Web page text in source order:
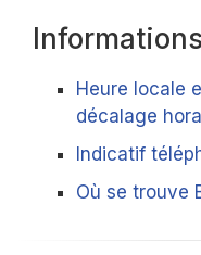
Heure locale
décalage
Indicatif
Où se trouve